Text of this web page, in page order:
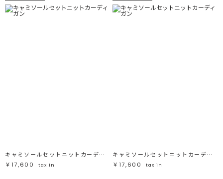
キャミソールセットニットカーディガン
￥17,600
tax in
キャミソールセットニットカーディガン
￥17,600
tax in